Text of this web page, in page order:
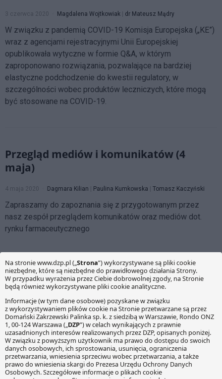
3 czerwca 2020 Magdalena Wojtkowiak dr Mateusz Mądry
W związku z pandemią COVID-19 Komisja Europejska („KE”)
wraz z agencjami rejestracyjnymi Unii Europejskiej
opublikowała wytyczne w formie Q&A, w którym
zaproponowano rozwiązania, pozwalające na bardziej
elastyczne podchodzenie do kwestii regulatory, w
szczególności wobec produktów leczniczych, które mogą
być stosowane na COVID-19.
Przegląd mediów i komunikatów (4
maja)
4 maja 2020 Dagmara Kilian Paulina Kumkowska Tomasz Kaczyński
Zapraszamy do zapoznania się z przygotowanym przez
nasz zespół przeglądem komunikatów oraz mediów dot.
rynku farmaceutycznego